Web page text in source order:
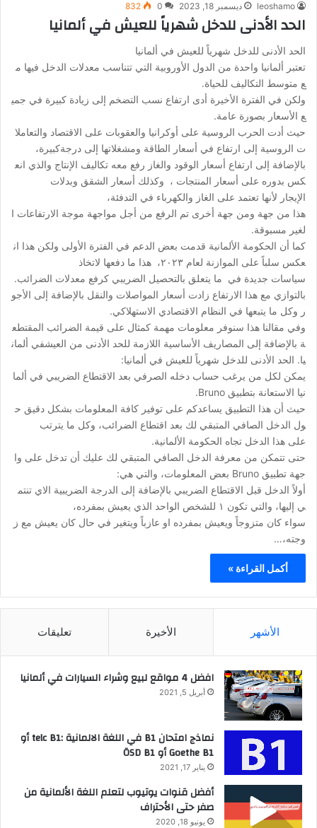
leoshamo ديسمبر 18, 2023 0
832
الحد الأدنى للدخل شهرياً للعيش في ألمانيا
الحد الأدنى للدخل شهرياً للعيش في ألمانيا
تعتبر ألمانيا واحدة من الدول الأوروبية التي تتناسب معدلات الدخل فيها م
ع متوسط التكاليف للحياة.
ولكن في الفترة الأخيرة أدى ارتفاع نسب التضخم إلى زيادة كبيرة في جمي
ع الأسعار بصورة عامة.
حيث أدت الحرب الروسية على أوكرانيا والعقوبات على الاقتصاد والتعاملا
ت الروسية إلى ارتفاع في أسعار الطاقة ومشغلاتها إلى درجةكبيرة،
بالإضافة إلى ارتفاع أسعار الوقود والغاز رفع معه تكاليف الإنتاج والذي انع
كس بدوره على أسعار المنتجات ، وكذلك أسعار الشقق وبدلات
الإيجار لأنها تعتمد على الغاز والكهرباء في التدفئة،
هذا من جهة ومن جهة أخرى تم الرفع من أجل مواجهة موجة الارتفاعات ا
لغير مسبوقة.
كما أن الحكومة الألمانية قدمت بعض الدعم في الفترة الأولى ولكن هذا ان
عكس سلباً على الموازنة لعام ٢٠٢٣، هذا ما دفعها لاتخاذ
سياسات جديدة في ما يتعلق بالتحصيل الضريبي كرفع معدلات الضرائب.
بالتوازي مع هذا الارتفاع زادت أسعار المواصلات والنقل بالإضافة إلى الأجو
ر وكل ما يتبعها في النظام الاقتصادي الاستهلاكي.
وفي مقالنا هذا سنوفر معلومات مهمة كمثال على قيمة الضرائب المقتطع
ة بالإضافة إلى المصاريف الأساسية اللازمة للحد الأدنى من العيشفي ألمان
يا. الحد الأدنى للدخل شهرياً للعيش في ألمانيا:
يمكن لكل من يرغب حساب دخله الصرفي بعد الاقتطاع الضريبي في ألما
نيا الاستعانة بتطبيق Bruno.
حيث أن هذا التطبيق يساعدكم على توفير كافة المعلومات بشكل دقيق ح
ول الدخل الصافي المتبقي لك بعد اقتطاع الضرائب، وكل ما يترتب
على هذا الدخل تجاه الحكومة الألمانية.
حتى تتمكن من معرفة الدخل الصافي المتبقي لك عليك أن تدخل على وا
جهة تطبيق Bruno بعض المعلومات، والتي هي:
أولاً الدخل قبل الاقتطاع الضريبي بالإضافة إلى الدرجة الضريبية الاي تنتم
ي إليها، والتي تكون ١ للشخص الواحد الذي يعيش بمفرده،
سواء كان متزوجاً ويعيش بمفرده او عازباً ويتغير في حال كان يعيش مع ز
وجته،…
أكمل القراءة »
الأشهر الأخيرة تعليقات
افضل 4 مواقع لبيع وشراء السيارات في ألمانيا
أبريل 5, 2021
نماذج امتحان B1 في اللغة الالمانية :telc B1 أو
Goethe B1 أو ÖSD B1
يناير 17, 2021
أفضل قنوات يوتيوب لتعلم اللغة الألمانية من
صفر حتى الأحتراف
يونيو 18, 2020